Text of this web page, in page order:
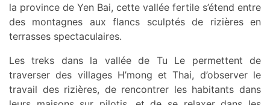
la province de Yen Bai, cette vallée fertile s’étend entre
des montagnes aux flancs sculptés de rizières en
terrasses spectaculaires.
Les treks dans la vallée de Tu Le permettent de
traverser des villages H’mong et Thai, d’observer le
travail des rizières, de rencontrer les habitants dans